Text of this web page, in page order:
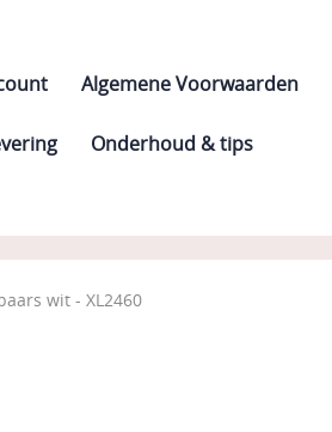
Algemene Voorwaarden
Onderhoud & tips
wit - XL2460